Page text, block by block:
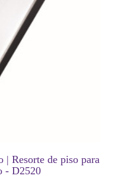
| Resorte de piso para
- D2520